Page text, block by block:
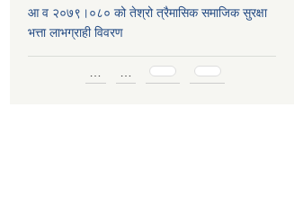
आ व २०७९।०८० को तेश्रो त्रैमासिक समाजिक सुरक्षा
भत्ता लाभग्राही विवरण
Pages